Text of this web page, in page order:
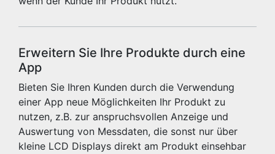
Erweitern Sie Ihre Produkte durch eine
App
Bieten Sie Ihren Kunden durch die Verwendung
einer App neue Möglichkeiten Ihr Produkt zu
nutzen, z.B. zur anspruchsvollen Anzeige und
Auswertung von Messdaten, die sonst nur über
kleine LCD Displays direkt am Produkt einsehbar